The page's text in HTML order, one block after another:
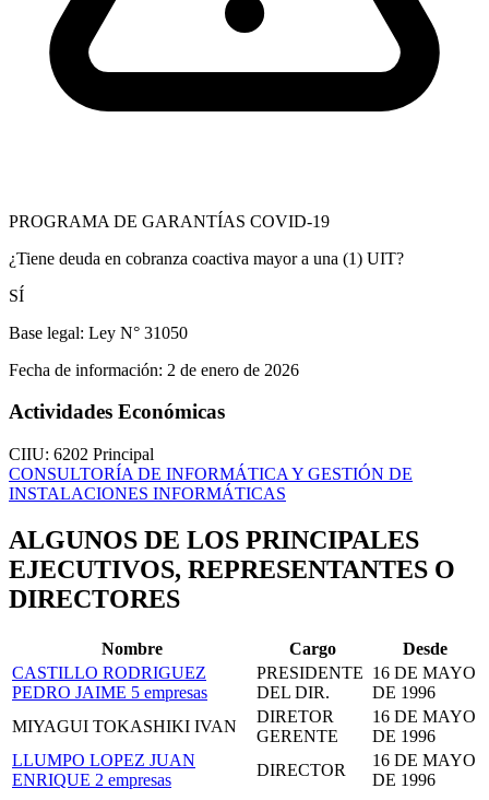
PROGRAMA DE GARANTÍAS COVID-19
¿Tiene deuda en cobranza coactiva mayor a una (1) UIT?
SÍ
Base legal: Ley N° 31050
Fecha de información: 2 de enero de 2026
Actividades Económicas
CIIU: 6202 Principal
CONSULTORÍA DE INFORMÁTICA Y GESTIÓN DE
INSTALACIONES INFORMÁTICAS
ALGUNOS DE LOS PRINCIPALES
EJECUTIVOS, REPRESENTANTES O
DIRECTORES
Nombre Cargo
Desde
CASTILLO RODRIGUEZ
PEDRO JAIME 5 empresas
PRESIDENTE
DEL DIR.
16 DE MAYO
DE 1996
MIYAGUI TOKASHIKI IVAN
DIRETOR
GERENTE
16 DE MAYO
DE 1996
LLUMPO LOPEZ JUAN
ENRIQUE 2 empresas
DIRECTOR
16 DE MAYO
DE 1996